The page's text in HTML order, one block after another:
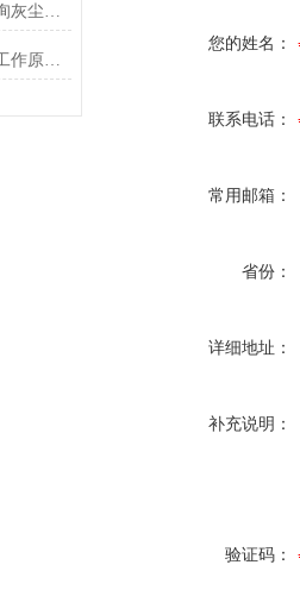
粉尘数字显示传感器是怎么查询灰尘反射强度的？
几种不同的防爆型风速传感器工作原理介绍
您的姓名：
联系电话：
常用邮箱：
省份：
详细地址：
补充说明：
验证码：